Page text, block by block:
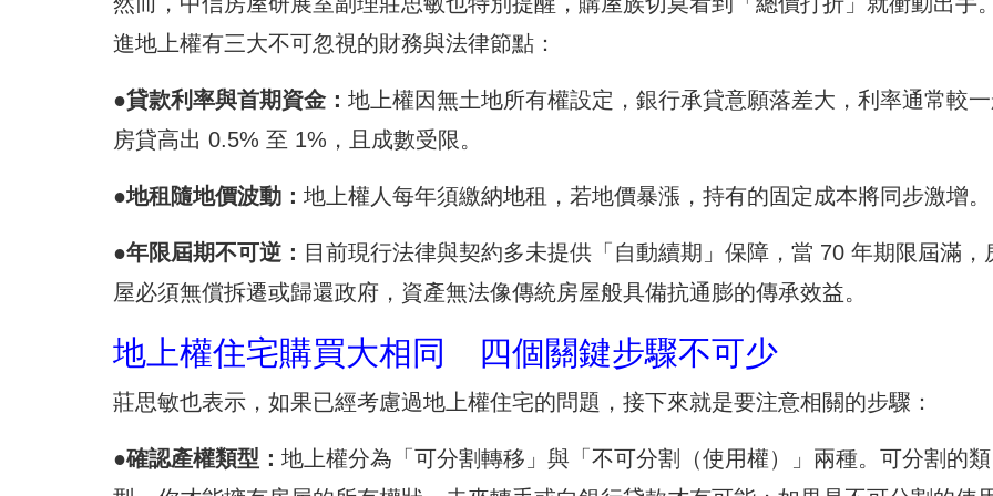
進地上權有三大不可忽視的財務與法律節點：
●貸款利率與首期資金： 地上權因無土地所有權設定，銀行承貸意願落差大，利率通常較
房貸高出 0.5% 至 1%，且成數受限。
●地租隨地價波動： 地上權人每年須繳納地租，若地價暴漲，持有的固定成本將同步激增。
●年限屆期不可逆： 目前現行法律與契約多未提供「自動續期」保障，當 70 年期限屆滿，
屋必須無償拆遷或歸還政府，資產無法像傳統房屋般具備抗通膨的傳承效益。
地上權住宅購買大相同 四個關鍵步驟不可少
莊思敏也表示，如果已經考慮過地上權住宅的問題，接下來就是要注意相關的步驟：
●確認產權類型： 地上權分為「可分割轉移」與「不可分割（使用權）」兩種。可分割的類